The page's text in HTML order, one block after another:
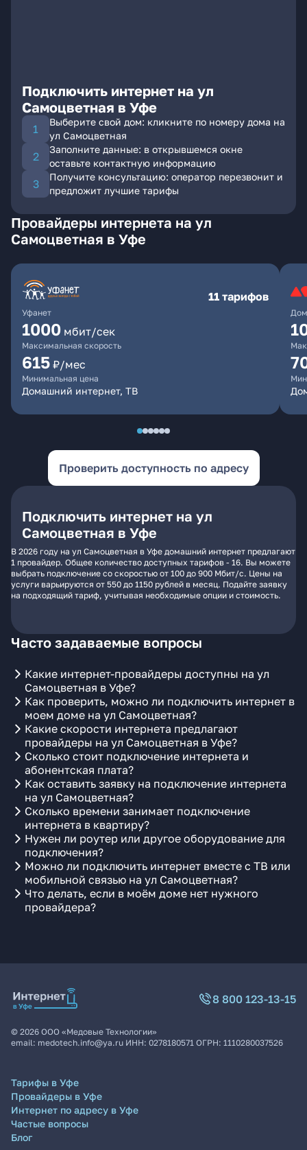
Подключить интернет на ул
Самоцветная в Уфе
Выберите свой дом: кликните по номеру дома на
ул Самоцветная
Заполните данные: в открывшемся окне
оставьте контактную информацию
Получите консультацию: оператор перезвонит и
предложит лучшие тарифы
Провайдеры интернета на ул
Самоцветная в Уфе
Уфанет
11 тарифов
1000 мбит/сек
Максимальная скорость
615 ₽/мес
Минимальная цена
Домашний интернет, ТВ
Проверить доступность по адресу
Подключить интернет на ул
Самоцветная в Уфе
В 2026 году на ул Самоцветная в Уфе домашний интернет предлагают
1 провайдер. Общее количество доступных тарифов - 16. Вы можете
выбрать подключение со скоростью от 100 до 900 Мбит/с. Цены на
услуги варьируются от 550 до 1150 рублей в месяц. Подайте заявку
на подходящий тариф, учитывая необходимые опции и стоимость.
Часто задаваемые вопросы
Какие интернет-провайдеры доступны на ул
Самоцветная в Уфе?
Как проверить, можно ли подключить интернет в
моем доме на ул Самоцветная?
Какие скорости интернета предлагают
провайдеры на ул Самоцветная в Уфе?
Сколько стоит подключение интернета и
абонентская плата?
Как оставить заявку на подключение интернета
на ул Самоцветная?
Сколько времени занимает подключение
интернета в квартиру?
Нужен ли роутер или другое оборудование для
подключения?
Можно ли подключить интернет вместе с ТВ или
мобильной связью на ул Самоцветная?
Что делать, если в моём доме нет нужного
провайдера?
8 800 123-13-15
© 2026 ООО «Медовые Технологии»
email: medotech.info@ya.ru ИНН: 0278180571 ОГРН: 1110280037526
Тарифы в Уфе
Провайдеры в Уфе
Интернет по адресу в Уфе
Частые вопросы
Блог